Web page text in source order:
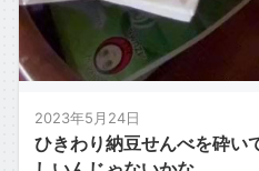
2023年5月24日
ひきわり納豆せんべを砕い